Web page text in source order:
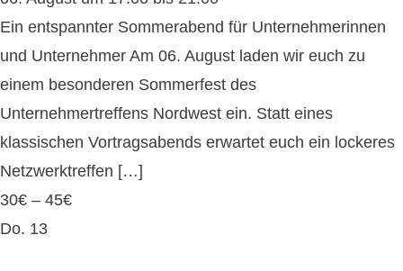
Ein entspannter Sommerabend für Unternehmerinnen
und Unternehmer Am 06. August laden wir euch zu
einem besonderen Sommerfest des
Unternehmertreffens Nordwest ein. Statt eines
klassischen Vortragsabends erwartet euch ein lockeres
Netzwerktreffen […]
30€ – 45€
Do. 13